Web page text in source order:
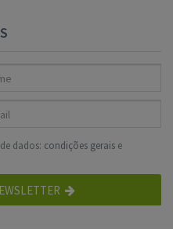
dados: condições gerais e